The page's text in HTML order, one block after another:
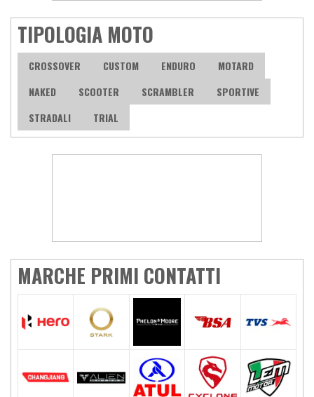
TIPOLOGIA MOTO
CROSSOVER CUSTOM ENDURO
MOTARD
NAKED
SCOOTER SCRAMBLER
SPORTIVE
STRADALI
TRIAL
MARCHE PRIMI CONTATTI